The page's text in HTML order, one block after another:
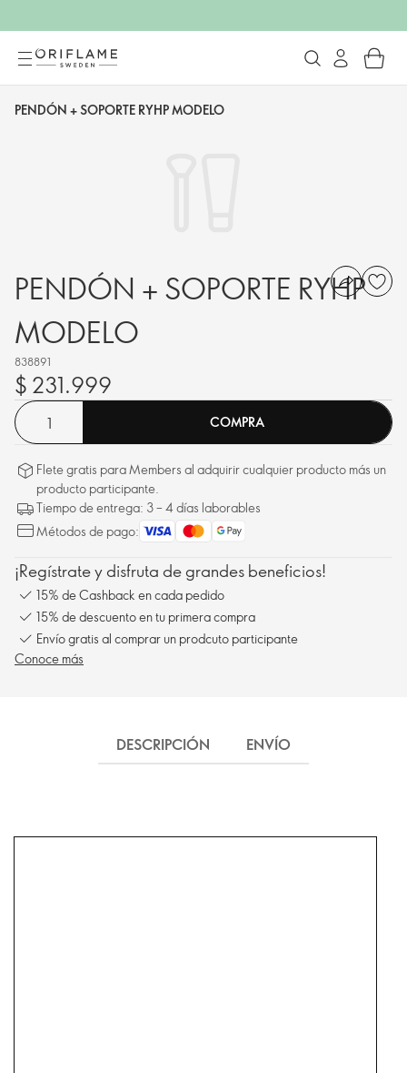
PENDÓN + SOPORTE RYHP MODELO
PENDÓN + SOPORTE RYHP
MODELO
838891
$ 231.999
COMPRA
Flete gratis para Members al adquirir cualquier producto más un
producto participante.
Tiempo de entrega: 3 – 4 días laborables
Métodos de pago:
¡Regístrate y disfruta de grandes beneficios!
15% de Cashback en cada pedido
15% de descuento en tu primera compra
Envío gratis al comprar un prodcuto participante
Conoce más
DESCRIPCIÓN ENVÍO